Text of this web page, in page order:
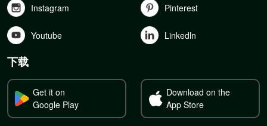
Instagram Pinterest
Youtube Linkedln
下载
Get it on
Google Play
Download on the
App Store